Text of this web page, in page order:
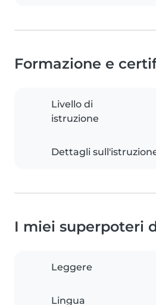
Formazione e
Livello di
istruzione
Dettagli
I miei superpoteri
Leggere
Lingua